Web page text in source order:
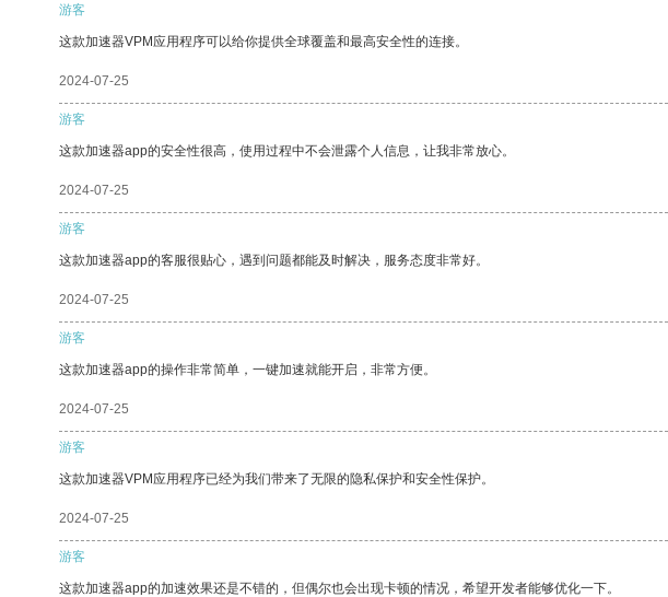
游客
这款加速器VPM应用程序可以给你提供全球覆盖和最高安全性的连接。
2024-07-25
游客
这款加速器app的安全性很高，使用过程中不会泄露个人信息，让我非常放心。
2024-07-25
游客
这款加速器app的客服很贴心，遇到问题都能及时解决，服务态度非常好。
2024-07-25
游客
这款加速器app的操作非常简单，一键加速就能开启，非常方便。
2024-07-25
游客
这款加速器VPM应用程序已经为我们带来了无限的隐私保护和安全性保护。
2024-07-25
游客
这款加速器app的加速效果还是不错的，但偶尔也会出现卡顿的情况，希望开发者能够优化一下。